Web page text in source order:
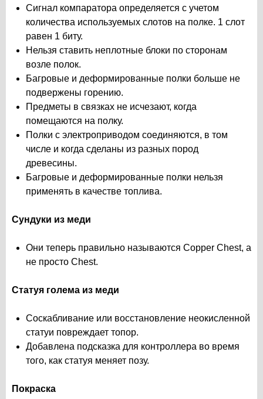
Сигнал компаратора определяется с учетом
количества используемых слотов на полке. 1 слот
равен 1 биту.
Нельзя ставить неплотные блоки по сторонам
возле полок.
Багровые и деформированные полки больше не
подвержены горению.
Предметы в связках не исчезают, когда
помещаются на полку.
Полки с электроприводом соединяются, в том
числе и когда сделаны из разных пород
древесины.
Багровые и деформированные полки нельзя
применять в качестве топлива.
Сундуки из меди
Они теперь правильно называются Copper Chest, а
не просто Chest.
Статуя голема из меди
Соскабливание или восстановление неокисленной
статуи повреждает топор.
Добавлена подсказка для контроллера во время
того, как статуя меняет позу.
Покраска